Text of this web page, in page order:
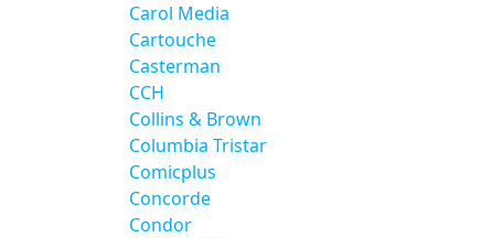
Carol Media
Cartouche
Casterman
CCH
Collins & Brown
Columbia Tristar
Comicplus
Concorde
Condor